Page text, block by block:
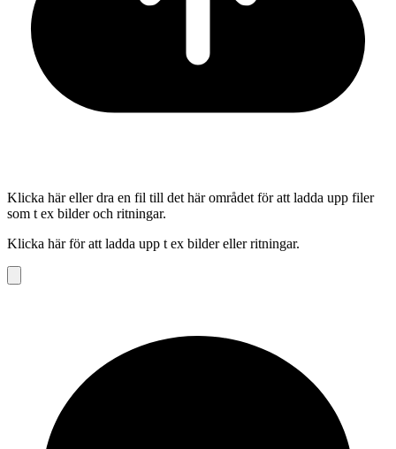
Klicka här eller dra en fil till det här området för att ladda upp filer
som t ex bilder och ritningar.
Klicka här för att ladda upp t ex bilder eller ritningar.